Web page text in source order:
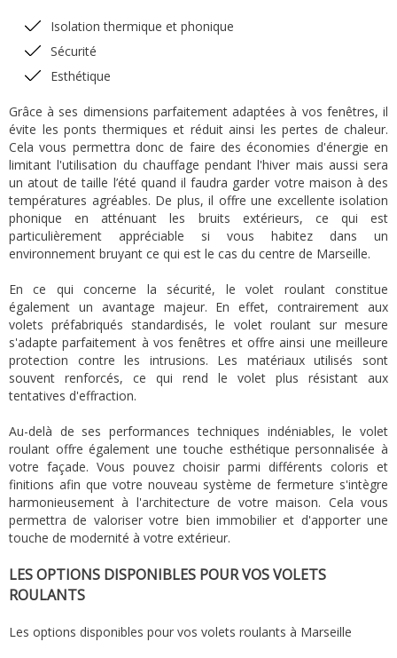
Isolation thermique et phonique
Sécurité
Esthétique
Grâce à ses dimensions parfaitement adaptées à vos fenêtres, il
évite les ponts thermiques et réduit ainsi les pertes de chaleur.
Cela vous permettra donc de faire des économies d'énergie en
limitant l'utilisation du chauffage pendant l'hiver mais aussi sera
un atout de taille l’été quand il faudra garder votre maison à des
températures agréables. De plus, il offre une excellente isolation
phonique en atténuant les bruits extérieurs, ce qui est
particulièrement appréciable si vous habitez dans un
environnement bruyant ce qui est le cas du centre de Marseille.
En ce qui concerne la sécurité, le volet roulant constitue
également un avantage majeur. En effet, contrairement aux
volets préfabriqués standardisés, le volet roulant sur mesure
s'adapte parfaitement à vos fenêtres et offre ainsi une meilleure
protection contre les intrusions. Les matériaux utilisés sont
souvent renforcés, ce qui rend le volet plus résistant aux
tentatives d'effraction.
Au-delà de ses performances techniques indéniables, le volet
roulant offre également une touche esthétique personnalisée à
votre façade. Vous pouvez choisir parmi différents coloris et
finitions afin que votre nouveau système de fermeture s'intègre
harmonieusement à l'architecture de votre maison. Cela vous
permettra de valoriser votre bien immobilier et d'apporter une
touche de modernité à votre extérieur.
LES OPTIONS DISPONIBLES POUR VOS VOLETS
ROULANTS
Les options disponibles pour vos volets roulants à Marseille